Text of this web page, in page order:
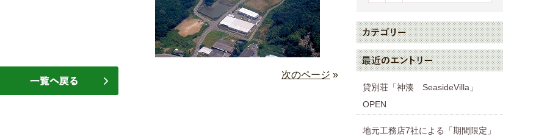
次のページ »
貸別荘「神湊 SeasideVilla」
OPEN
地元工務店7社による「期間限定」